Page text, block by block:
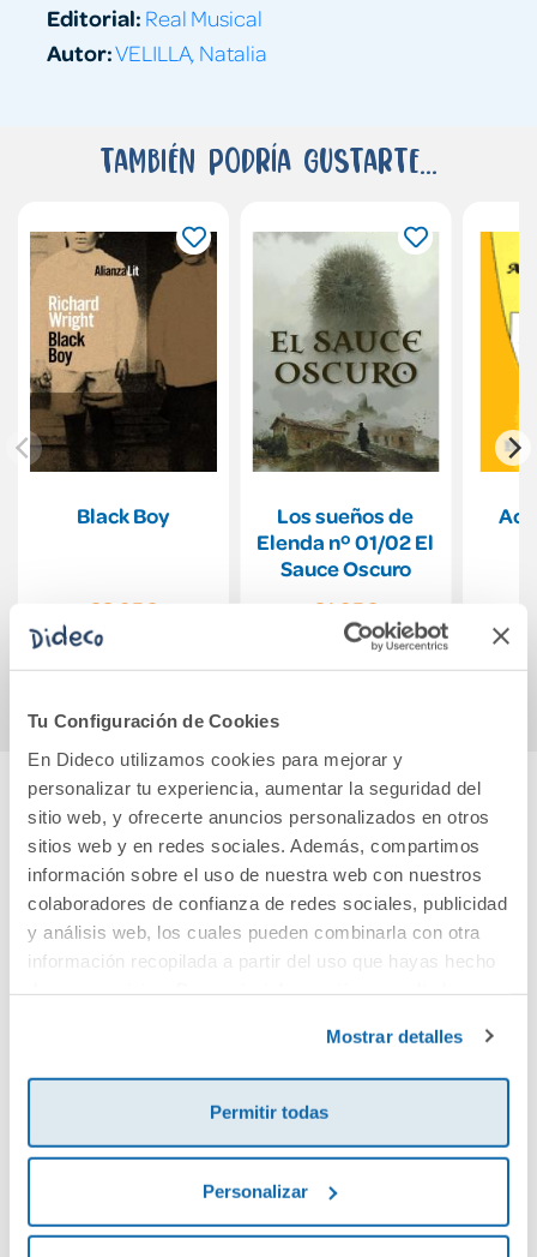
Tu Configuración de Cookies
En Dideco utilizamos cookies para mejorar y
personalizar tu experiencia, aumentar la seguridad del
sitio web, y ofrecerte anuncios personalizados en otros
sitios web y en redes sociales. Además, compartimos
información sobre el uso de nuestra web con nuestros
colaboradores de confianza de redes sociales, publicidad
y análisis web, los cuales pueden combinarla con otra
información recopilada a partir del uso que hayas hecho
Mostrar detalles
Permitir todas
Personalizar
Editorial: Real Musical
Autor:VELILLA, Natalia
También podría gustarte...
Black Boy
22,95€
Los sueños de
Elenda nº 01/02 El
Sauce Oscuro
21,95€
Comprar
Cuéntanos tu opinión
¡Sé el primero en valorar este producto!
Envía tu opinión